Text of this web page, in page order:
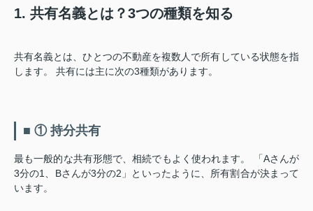
1. 共有名義とは？3つの種類を知る
共有名義とは、ひとつの不動産を複数人で所有している状態を指
します。 共有には主に次の3種類があります。
■ ① 持分共有
最も一般的な共有形態で、相続でもよく使われます。 「Aさんが
3分の1、Bさんが3分の2」といったように、所有割合が決まって
います。